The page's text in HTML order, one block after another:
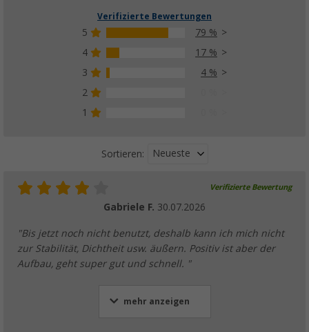
Verifizierte Bewertungen
5
79 %
4
17 %
3
4 %
2
1
Sortieren: Neueste
Verifizierte Bewertung
Gabriele F. 30.07.2026
"Bis jetzt noch nicht benutzt, deshalb kann ich mich nicht
zur Stabilität, Dichtheit usw. äußern. Positiv ist aber der
Aufbau, geht super gut und schnell. "
mehr anzeigen